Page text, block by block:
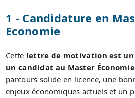
1 - Candidature en
Economie
Cette lettre de motivation est un
un candidat au Master Économie
parcours solide en licence, une
enjeux économiques actuels et un